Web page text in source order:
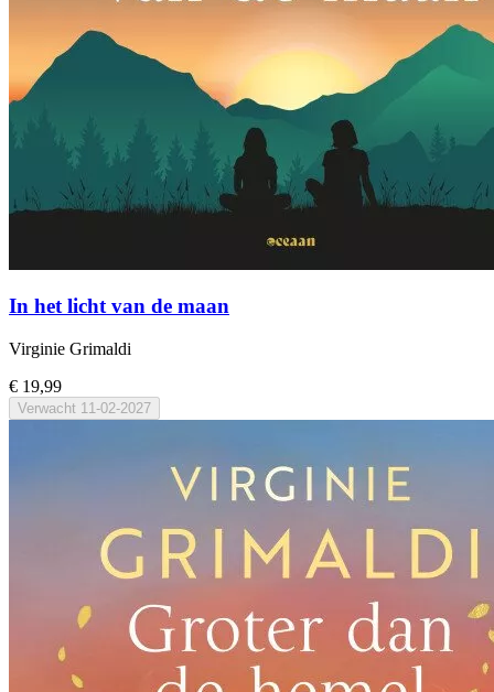
In het licht van de maan
Virginie Grimaldi
€ 19,99
Verwacht 11-02-2027